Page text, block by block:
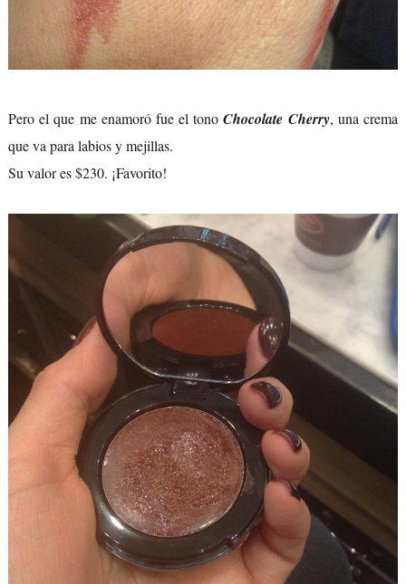
Pero el que me enamoró fue el tonoChocolate Cherry, una crema
que va para labios y mejillas.
Su valor es $230. ¡Favorito!